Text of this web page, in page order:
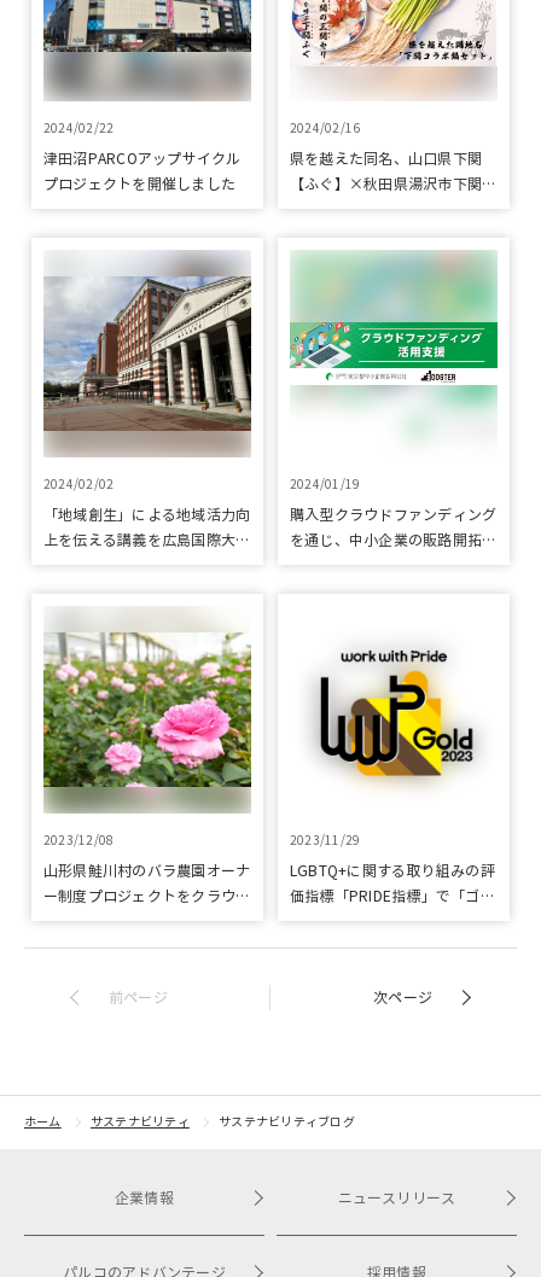
2024/02/22
津田沼PARCOアップサイクル
プロジェクトを開催しました
2024/02/16
県を越えた同名、山口県下関
【ふぐ】×秋田県湯沢市下関
で応援いたしました
2024/02/02
「地域創生」による地域活力向
上を伝える講義を広島国際大学
2024/01/19
購入型クラウドファンディング
を通じ、中小企業の販路開拓を
2023/12/08
山形県鮭川村のバラ農園オーナ
ー制度プロジェクトをクラウド
2023/11/29
LGBTQ+に関する取り組みの評
価指標「PRIDE指標」で「ゴー
前ページ 次ページ
ホーム サステナビリティ サステナビリティブログ
企業情報
パルコのアドバンテージ
ニュースリリース
採用情報